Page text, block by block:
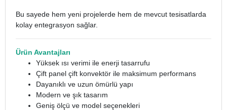
Bu sayede hem yeni projelerde hem de mevcut tesisatlarda
kolay entegrasyon sağlar.
Ürün Avantajları
Yüksek ısı verimi ile enerji tasarrufu
Çift panel çift konvektör ile maksimum performans
Dayanıklı ve uzun ömürlü yapı
Modern ve şık tasarım
Geniş ölçü ve model seçenekleri